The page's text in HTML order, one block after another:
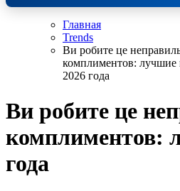
Главная
Trends
Ви робите це
комплиментов: лучшие
2026 года
Ви робите це
комплиментов:
года